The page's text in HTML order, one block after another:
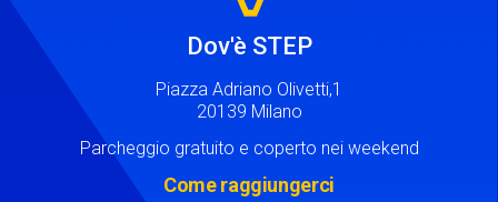
Dov'è STEP
Piazza Adriano Olivetti,1
20139 Milano
Parcheggio gratuito e coperto nei weekend
Come raggiungerci